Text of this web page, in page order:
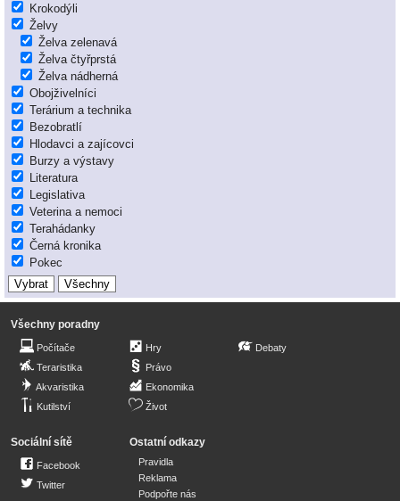
Krokodýli
Želvy
Želva zelenavá
Želva čtyřprstá
Želva nádherná
Obojživelníci
Terárium a technika
Bezobratlí
Hlodavci a zajícovci
Burzy a výstavy
Literatura
Legislativa
Veterina a nemoci
Terahádanky
Černá kronika
Pokec
Všechny poradny
Počítače
Teraristika
Akvaristika
Kutilství
Hry
Právo
Ekonomika
Život
Debaty
Sociální sítě
Facebook
Twitter
Ostatní odkazy
Pravidla
Reklama
Podpořte nás